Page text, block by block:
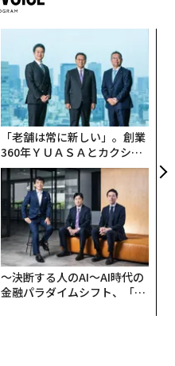
「老舗は常に新しい」。創業
360年ＹＵＡＳＡとカクシン
CEO田尻望が語る、AIを超え
る人の価値
〜決断する人のAI〜AI時代の
金融パラダイムシフト、「超